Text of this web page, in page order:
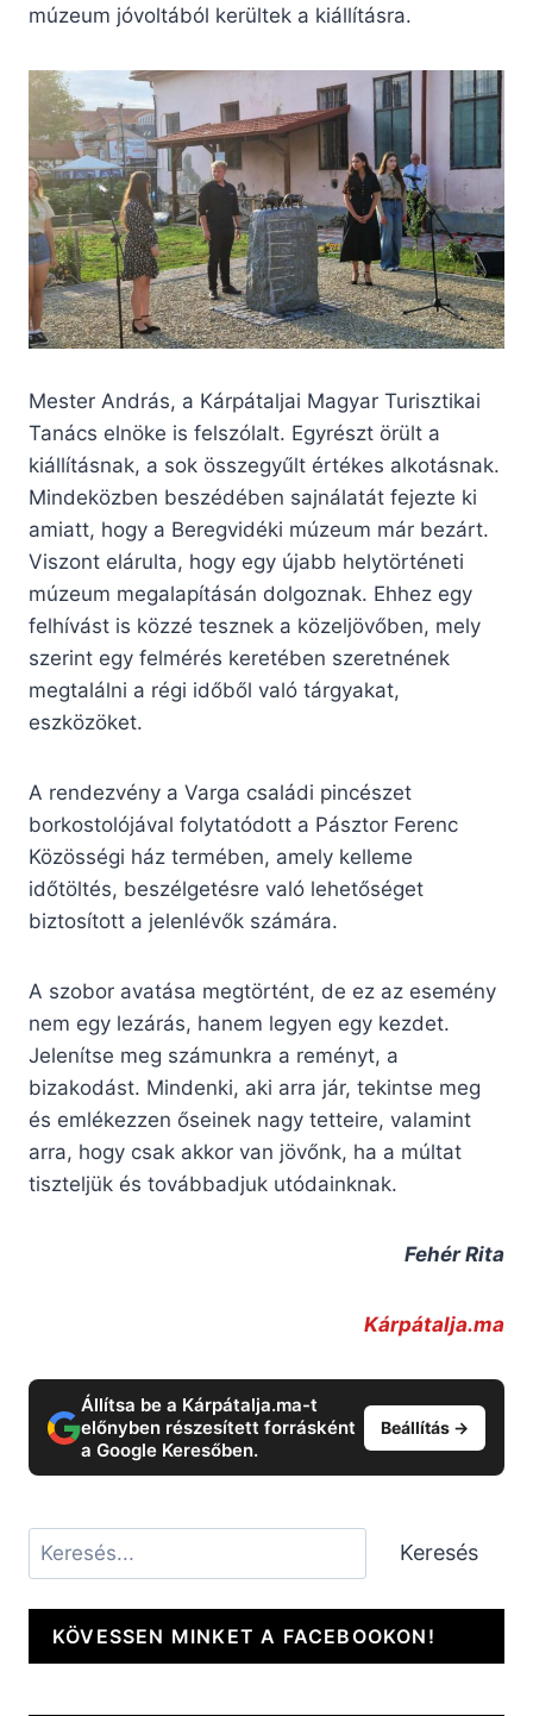
múzeum jóvoltából kerültek a kiállításra.
Mester András, a Kárpátaljai Magyar Turisztikai
Tanács elnöke is felszólalt. Egyrészt örült a
kiállításnak, a sok összegyűlt értékes alkotásnak.
Mindeközben beszédében sajnálatát fejezte ki
amiatt, hogy a Beregvidéki múzeum már bezárt.
Viszont elárulta, hogy egy újabb helytörténeti
múzeum megalapításán dolgoznak. Ehhez egy
felhívást is közzé tesznek a közeljövőben, mely
szerint egy felmérés keretében szeretnének
megtalálni a régi időből való tárgyakat,
eszközöket.
A rendezvény a Varga családi pincészet
borkostolójával folytatódott a Pásztor Ferenc
Közösségi ház termében, amely kelleme
időtöltés, beszélgetésre való lehetőséget
biztosított a jelenlévők számára.
A szobor avatása megtörtént, de ez az esemény
nem egy lezárás, hanem legyen egy kezdet.
Jelenítse meg számunkra a reményt, a
bizakodást. Mindenki, aki arra jár, tekintse meg
és emlékezzen őseinek nagy tetteire, valamint
arra, hogy csak akkor van jövőnk, ha a múltat
tiszteljük és továbbadjuk utódainknak.
Fehér Rita
Kárpátalja.ma
Állítsa be a Kárpátalja.ma-t
előnyben részesített forrásként
a Google Keresőben.
Beállítás →
Keresés Keresés
KÖVESSEN MINKET A FACEBOOKON!